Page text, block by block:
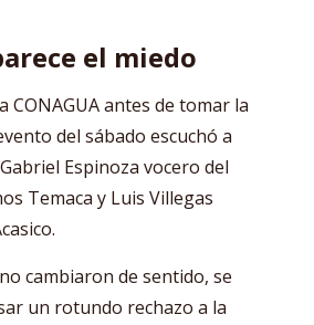
el miedo
CONAGUA antes de tomar la
del sábado escuchó a
Espinoza vocero del
Temaca y Luis Villegas
cambiaron de sentido, se
un rotundo rechazo a la